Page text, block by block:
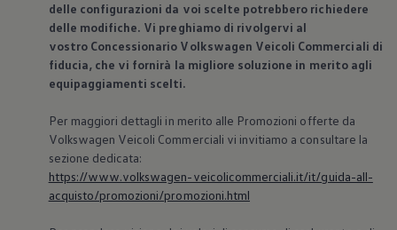
delle configurazioni da voi scelte potrebbero richiedere
delle modifiche. Vi preghiamo di rivolgervi al
vostro Concessionario Volkswagen Veicoli Commerciali di
fiducia, che vi fornirà la migliore soluzione in merito agli
equipaggiamenti scelti.
Per maggiori dettagli in merito alle Promozioni offerte da
Volkswagen Veicoli Commerciali vi invitiamo a consultare la
sezione dedicata:
https://www.volkswagen-veicolicommerciali.it/it/guida-all-
acquisto/promozioni/promozioni.html